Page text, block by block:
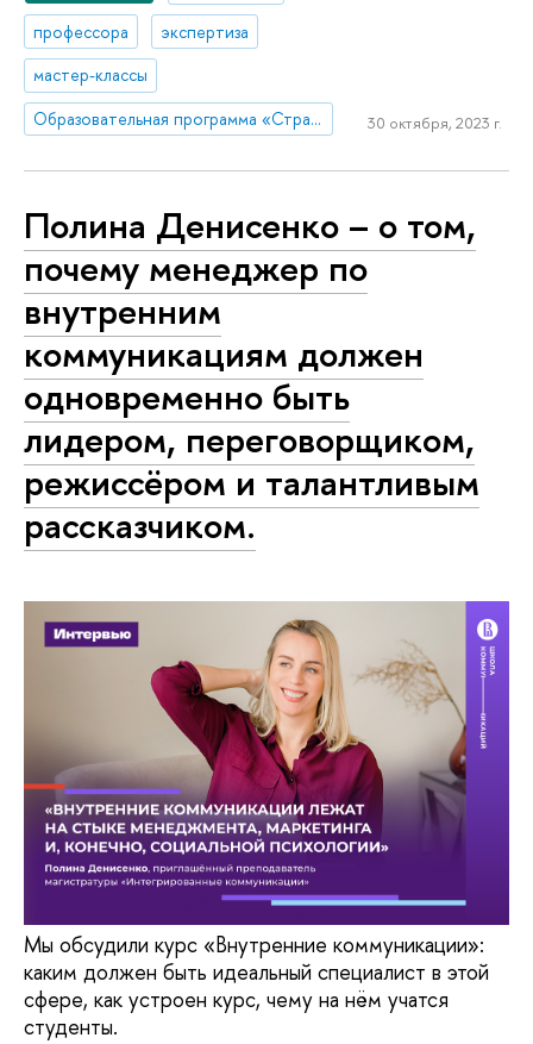
профессора
экспертиза
мастер-классы
Образовательная программа «Стратегия и продюсирование в коммуникациях»
30 октября, 2023 г.
Полина Денисенко – о том,
почему менеджер по
внутренним
коммуникациям должен
одновременно быть
лидером, переговорщиком,
режиссёром и талантливым
рассказчиком.
Мы обсудили курс «Внутренние коммуникации»:
каким должен быть идеальный специалист в этой
сфере, как устроен курс, чему на нём учатся
студенты.